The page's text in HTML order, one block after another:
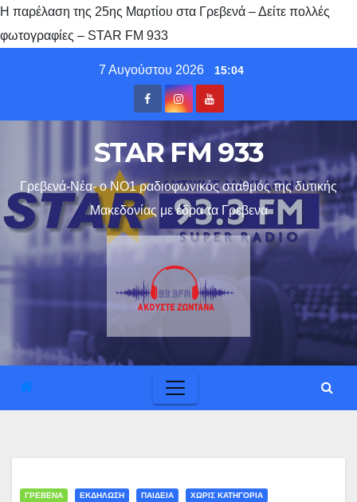
Η παρέλαση της 25ης Μαρτίου στα Γρεβενά – Δείτε πολλές
φωτογραφίες – STAR FM 933
7 Αυγούστου 2026 15:04
STAR FM 933
Γρεβενά-Νέα- ο ΝΟ1 ραδιοφωνικός σταθμός της δυτικής
Μακεδονίας με έδρα τα Γρεβενα
ΓΡΕΒΕΝΑ ΕΚΔΗΛΩΣΗ ΠΑΙΔΕΙΑ ΧΩΡΊΣ ΚΑΤΗΓΟΡΊΑ